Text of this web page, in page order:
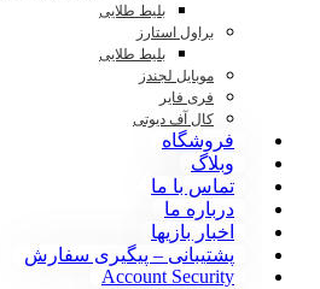
بلیط طلایی
براول استارز
بلیط طلایی
موبایل لجندز
فری فایر
کال آف دیوتی
فروشگاه
وبلاگ
تماس با ما
درباره ما
اخبار بازیها
پشتیبانی – پیگیری سفارش
Account Security